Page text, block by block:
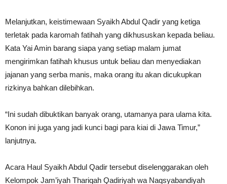
Melanjutkan, keistimewaan Syaikh Abdul Qadir yang ketiga
terletak pada karomah fatihah yang dikhususkan kepada beliau.
Kata Yai Amin barang siapa yang setiap malam jumat
mengirimkan fatihah khusus untuk beliau dan menyediakan
jajanan yang serba manis, maka orang itu akan dicukupkan
rizkinya bahkan dilebihkan.
“Ini sudah dibuktikan banyak orang, utamanya para ulama kita.
Konon ini juga yang jadi kunci bagi para kiai di Jawa Timur,”
lanjutnya.
Acara Haul Syaikh Abdul Qadir tersebut diselenggarakan oleh
Kelompok Jam’iyah Thariqah Qadiriyah wa Naqsyabandiyah